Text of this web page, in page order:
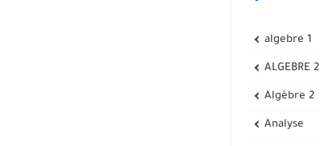
algebre 1
ALGEBRE 2
Algèbre 2
Analyse